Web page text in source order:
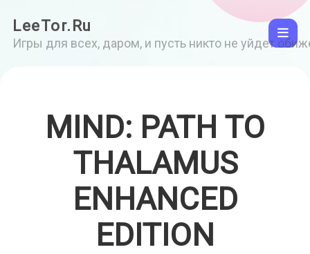
LeeTor.Ru
Игры для всех, даром, и пусть никто не уйдет
MIND: PATH TO
THALAMUS
ENHANCED
EDITION